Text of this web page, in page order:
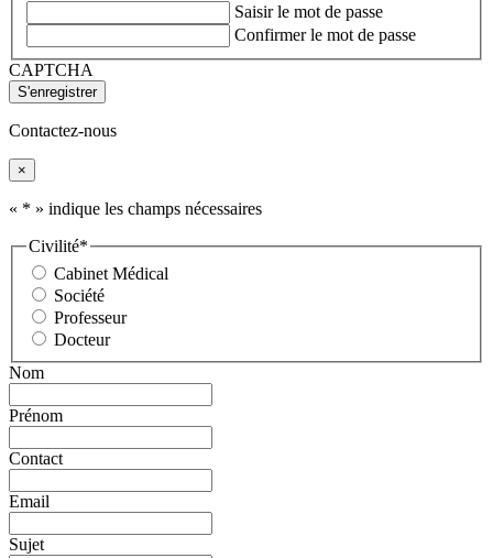
Saisir le mot de passe
Confirmer le mot de passe
CAPTCHA
Contactez-nous
×
« * » indique les champs nécessaires
Civilité*
Cabinet Médical
Société
Professeur
Docteur
Nom
Prénom
Contact
Email
Sujet